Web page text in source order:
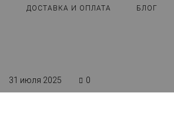
ДОСТАВКА И ОПЛАТА БЛОГ
31 июля 2025 0